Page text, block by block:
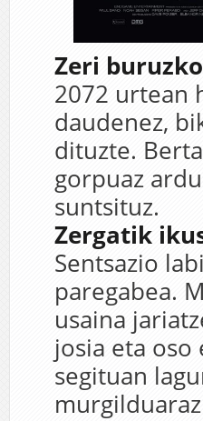
Zeri
2072 urtean
daudenez,
dituzte.
gorpuaz
suntsituz.
Zergatik
Sentsazio
paregabea.
usaina
josia eta
segituan